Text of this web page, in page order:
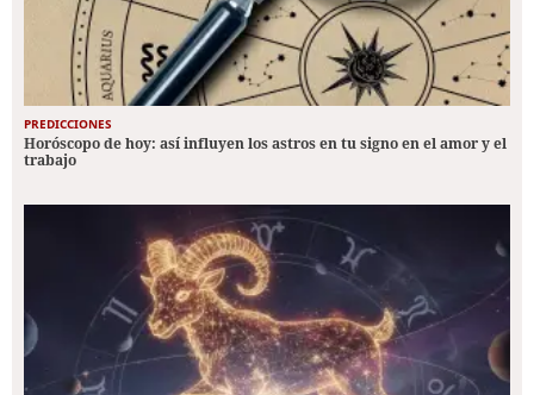
PREDICCIONES
Horóscopo de hoy: así influyen los astros en tu signo en el amor y el
trabajo